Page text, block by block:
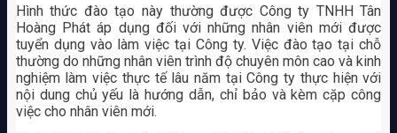
Hình thức đào tạo này thường được Công ty TNHH Tân
Hoàng Phát áp dụng đối với những nhân viên mới được
tuyển dụng vào làm việc tại Công ty. Việc đào tạo tại chỗ
thường do những nhân viên trình độ chuyên môn cao và kinh
nghiệm làm việc thực tế lâu năm tại Công ty thực hiện với
nội dung chủ yếu là hướng dẫn, chỉ bảo và kèm cặp công
việc cho nhân viên mới.